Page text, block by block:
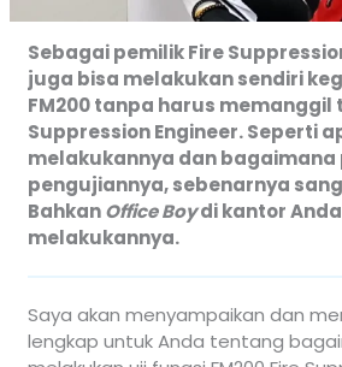
Sebagai pemilik Fire
juga bisa melakukan sendiri
FM200 tanpa harus memanggil
Suppression Engineer. Seperti
melakukannya dan bagaimana
pengujiannya, sebenarnya
BahkanOffice Boydi kantor
melakukannya.
Saya akan menyampaikan dan
lengkap untuk Anda tentang